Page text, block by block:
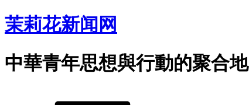
茉莉花新闻网
中華青年思想與行動的聚合地